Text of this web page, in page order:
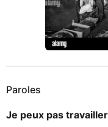
Paroles
Je peux pas travailler